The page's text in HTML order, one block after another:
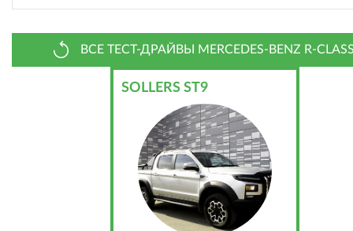
ВСЕ ТЕСТ-ДРАЙВЫ MERCEDES-BENZ R-
SOLLERS ST9